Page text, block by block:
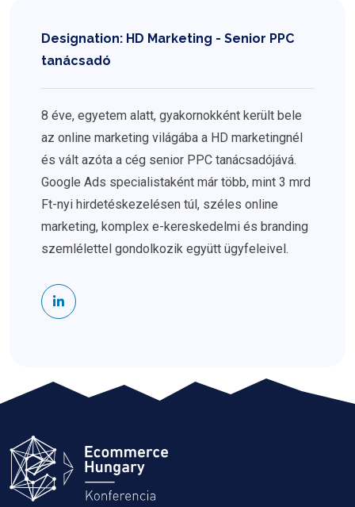
Designation: HD Marketing - Senior PPC
tanácsadó
8 éve, egyetem alatt, gyakornokként került bele
az online marketing világába a HD marketingnél
és vált azóta a cég senior PPC tanácsadójává.
Google Ads specialistaként már több, mint 3 mrd
Ft-nyi hirdetéskezelésen túl, széles online
marketing, komplex e-kereskedelmi és branding
szemlélettel gondolkozik együtt ügyfeleivel.